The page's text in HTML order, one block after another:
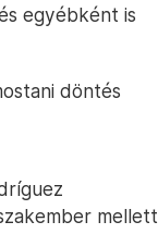
egyébként is
döntés
mellett